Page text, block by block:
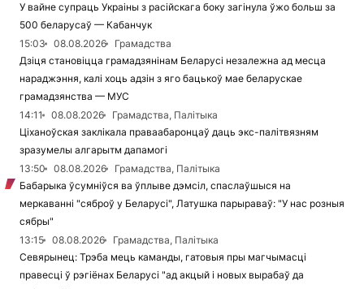
У вайне супраць Украіны з расійскага боку загінула ўжо больш за
500 беларусаў — Кабанчук
15:03
08.08.2026
Грамадства
Дзіця становіцца грамадзянінам Беларусі незалежна ад месца
нараджэння, калі хоць адзін з яго бацькоў мае беларускае
грамадзянства — МУС
14:11
08.08.2026
Грамадства, Палітыка
Ціханоўская заклікала праваабаронцаў даць экс-палітвязням
зразумелы алгарытм дапамогі
13:50
08.08.2026
Грамадства, Палітыка
Бабарыка ўсумніўся ва ўплыве дэмсіл, спаслаўшыся на
меркаванні "сяброў у Беларусі", Латушка парыраваў: "У нас розныя
сябры"
13:15
08.08.2026
Грамадства, Палітыка
Севярынец: Трэба мець каманды, гатовыя пры магчымасці
правесці ў рэгіёнах Беларусі "ад акцый і новых вырабаў да